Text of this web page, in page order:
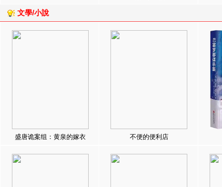
文學/小說
盛唐诡案组：黄泉的嫁衣 不便的便利店